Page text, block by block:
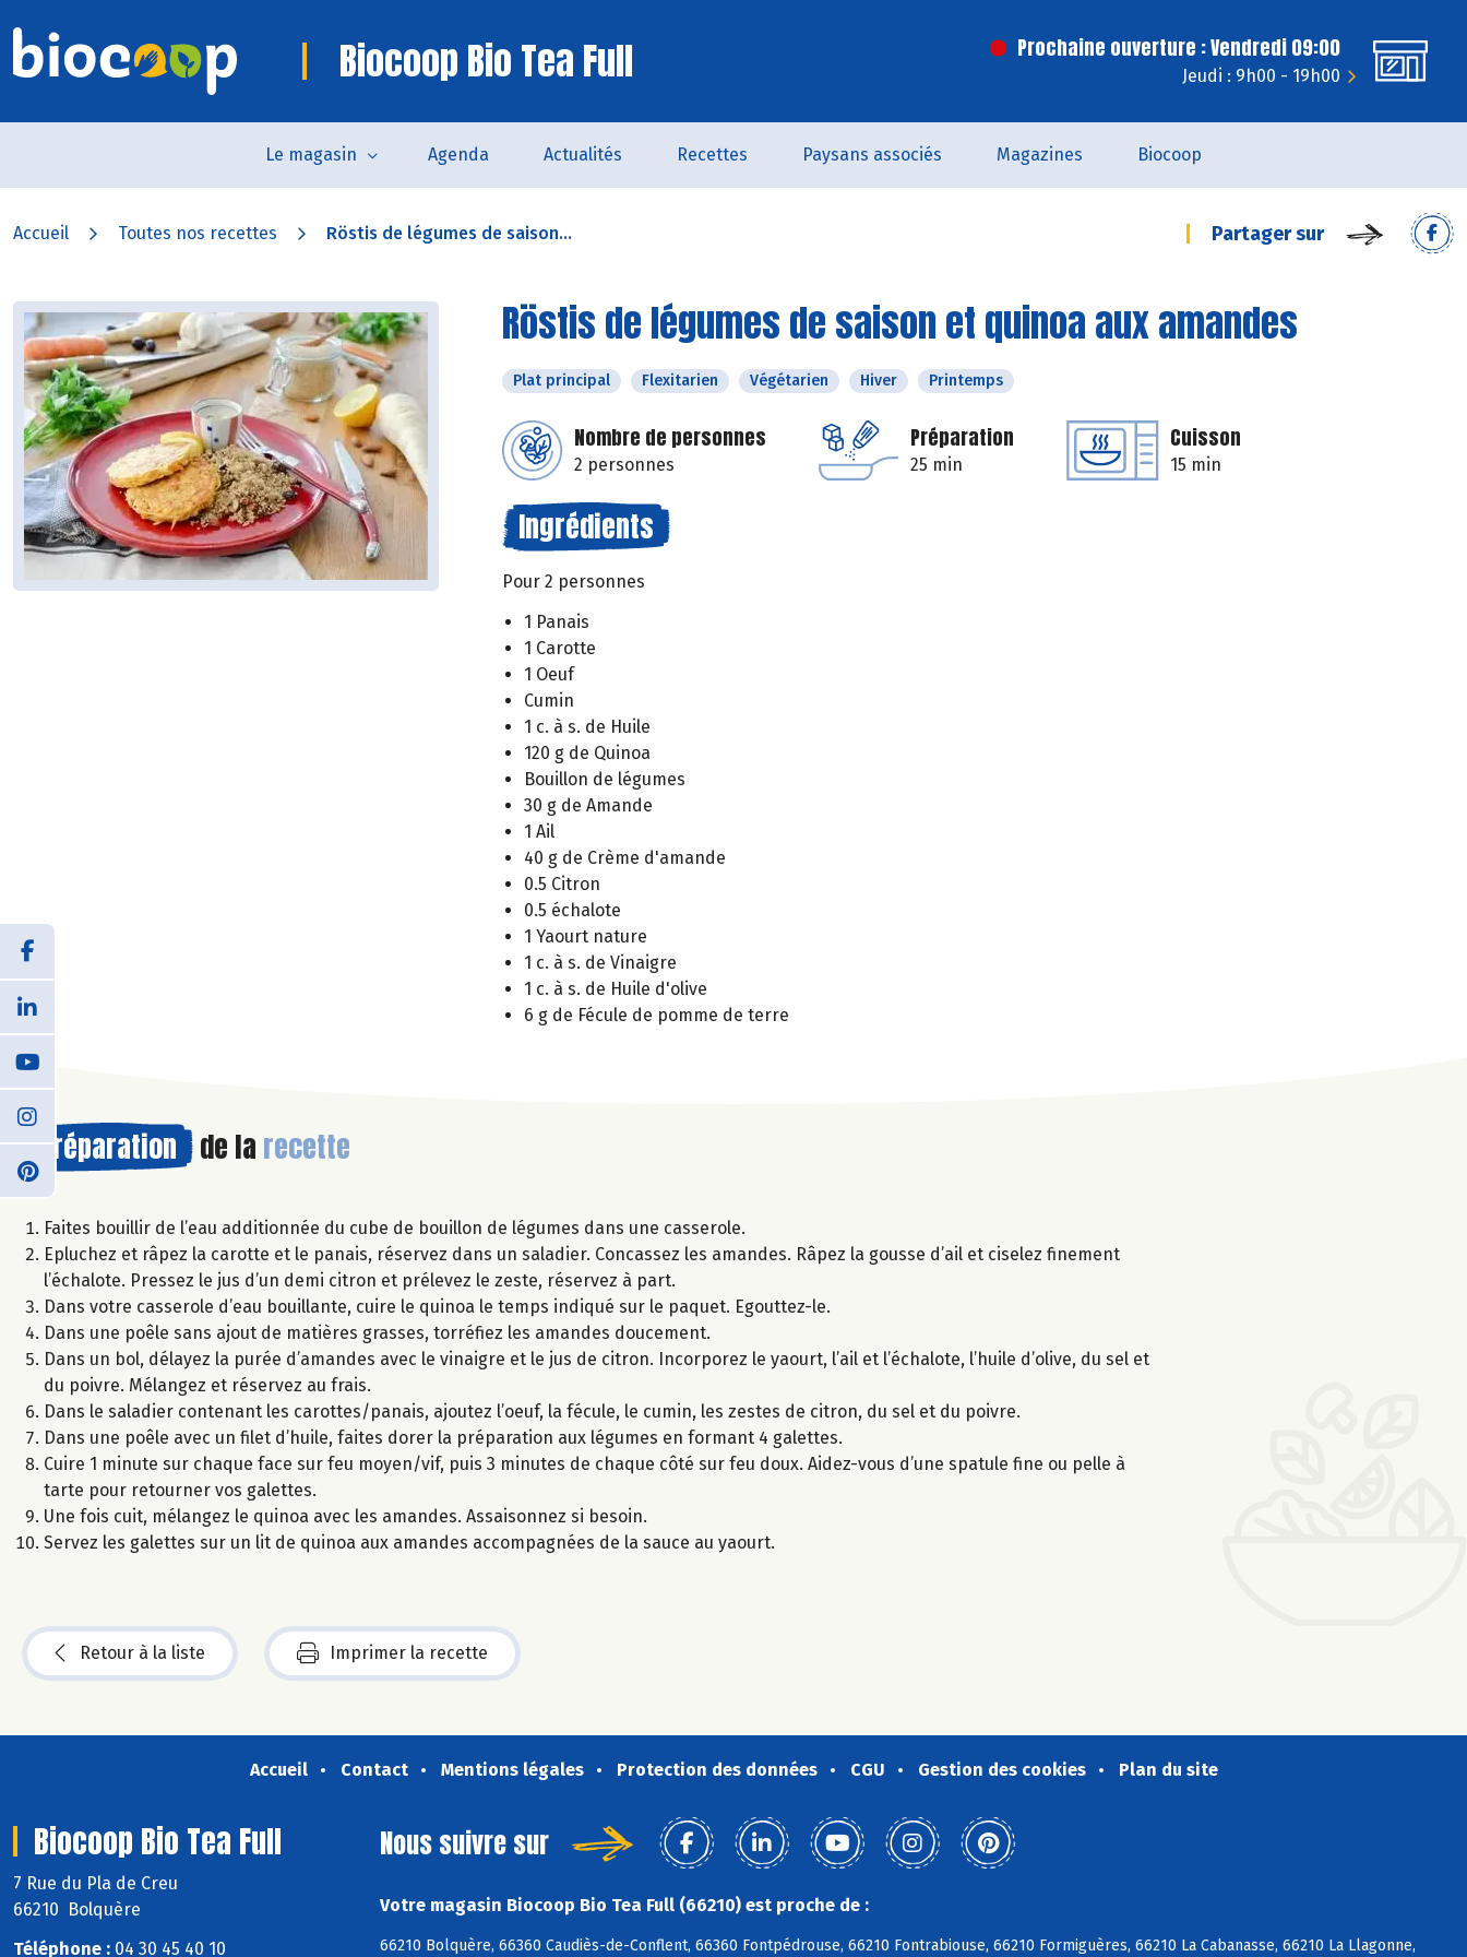
Biocoop Bio Tea Full Prochaine ouverture : Vendredi 09:00
Jeudi : 9h00 - 19h00
Le magasin Agenda Actualités Recettes Paysans associés Magazines Biocoop
Accueil Toutes nos recettes Röstis de légumes de saison... Partager sur
Röstis de légumes de saison et quinoa aux amandes
Plat principal Flexitarien Végétarien Hiver Printemps
Nombre de personnes
2 personnes
Préparation
25 min
Cuisson
15 min
Ingrédients
Pour 2 personnes
1 Panais
1 Carotte
1 Oeuf
Cumin
1 c. à s. de Huile
120 g de Quinoa
Bouillon de légumes
30 g de Amande
1 Ail
40 g de Crème d'amande
0.5 Citron
0.5 échalote
1 Yaourt nature
1 c. à s. de Vinaigre
1 c. à s. de Huile d'olive
6 g de Fécule de pomme de terre
Préparation de la recette
Faites bouillir de l’eau additionnée du cube de bouillon de légumes dans une casserole.
Epluchez et râpez la carotte et le panais, réservez dans un saladier. Concassez les amandes. Râpez la gousse d’ail et ciselez finement
l’échalote. Pressez le jus d’un demi citron et prélevez le zeste, réservez à part.
Dans votre casserole d’eau bouillante, cuire le quinoa le temps indiqué sur le paquet. Egouttez-le.
Dans une poêle sans ajout de matières grasses, torréfiez les amandes doucement.
Dans un bol, délayez la purée d’amandes avec le vinaigre et le jus de citron. Incorporez le yaourt, l’ail et l’échalote, l’huile d’olive, du sel et
du poivre. Mélangez et réservez au frais.
Dans le saladier contenant les carottes/panais, ajoutez l’oeuf, la fécule, le cumin, les zestes de citron, du sel et du poivre.
Dans une poêle avec un filet d’huile, faites dorer la préparation aux légumes en formant 4 galettes.
Cuire 1 minute sur chaque face sur feu moyen/vif, puis 3 minutes de chaque côté sur feu doux. Aidez-vous d’une spatule fine ou pelle à
tarte pour retourner vos galettes.
Une fois cuit, mélangez le quinoa avec les amandes. Assaisonnez si besoin.
Servez les galettes sur un lit de quinoa aux amandes accompagnées de la sauce au yaourt.
Retour à la liste Imprimer la recette
Accueil Contact Mentions légales Protection des données CGU Gestion des cookies Plan du site
Biocoop Bio Tea Full
7 Rue du Pla de Creu
66210 Bolquère
Téléphone : 04 30 45 40 10
Nous suivre sur
Votre magasin Biocoop Bio Tea Full (66210) est proche de :
66210 Bolquère, 66360 Caudiès-de-Conflent, 66360 Fontpédrouse, 66210 Fontrabiouse, 66210 Formiguères, 66210 La Cabanasse, 66210 La Llagonne,